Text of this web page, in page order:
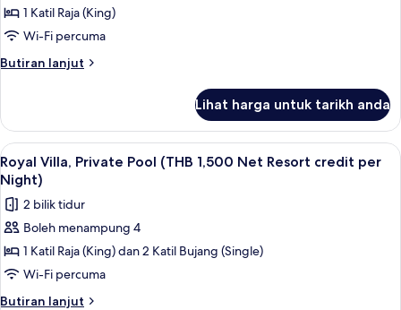
Private
Pool,
Sea
1,500
Net
Resort
credit
per
Night)
1 Katil Raja (King)
Wi-Fi percuma
Butiran lanjut
Butiran
Private
Pool,
Sea
View
(THB
1,500
Net
credit
per
Lihat harga untuk tarikh anda
Lihat
semua
foto
untuk
Royal
Villa,
Private
Pool
7
Royal Villa, Private Pool (THB 1,500 Net Resort credit per
Night)
2 bilik tidur
Boleh menampung 4
1 Katil Raja (King) dan 2 Katil Bujang (Single)
Wi-Fi percuma
Butiran lanjut
Butiran